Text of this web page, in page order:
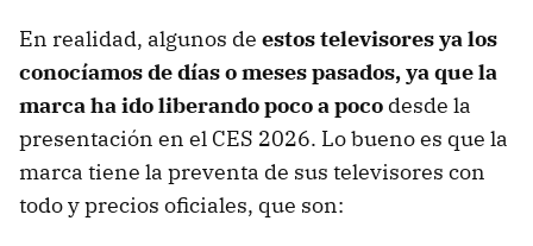
En realidad, algunos de estos televisores ya los
conocíamos de días o meses pasados, ya que la
marca ha ido liberando poco a poco desde la
presentación en el CES 2026. Lo bueno es que la
marca tiene la preventa de sus televisores con
todo y precios oficiales, que son: